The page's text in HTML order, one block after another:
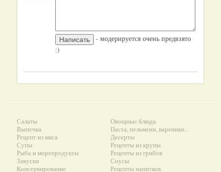
- модерируется очень предвзято
:)
Салаты
Выпечка
Рецепт из мяса
Супы
Рыба и морепродукты
Закуски
Консервирование
Овощные блюда
Паста, пельмени, вареники...
Десерты
Рецепты из крупы
Рецепты из грибов
Соусы
Рецепты напитков